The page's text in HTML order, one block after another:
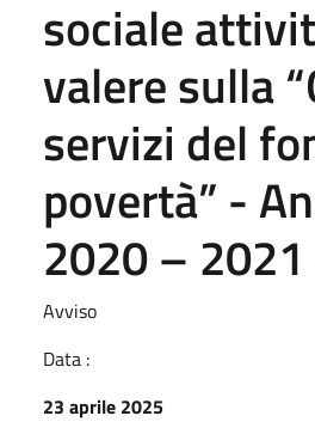
sociale
valere sulla
servizi del
povertà” -
2020 –
Avviso
Data :
23 aprile 2025